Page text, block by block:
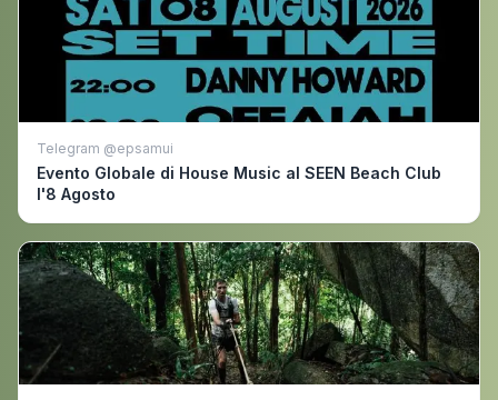
Telegram @epsamui
Evento Globale di House Music al SEEN Beach Club
l'8 Agosto